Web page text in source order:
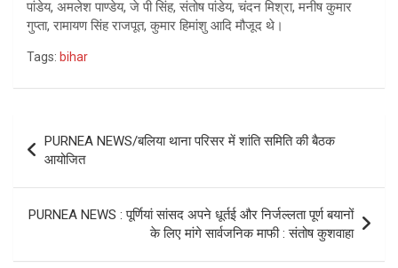
पांडेय, अमलेश पाण्डेय, जे पी सिंह, संतोष पांडेय, चंदन मिश्रा, मनीष कुमार
गुप्ता, रामायण सिंह राजपूत, कुमार हिमांशु आदि मौजूद थे।
Tags: bihar
navigation
PURNEA NEWS/बलिया थाना परिसर में शांति समिति की बैठक
आयोजित
PURNEA NEWS : पूर्णियां सांसद अपने धूर्तई और निर्जल्लता पूर्ण बयानों
के लिए मांगे सार्वजनिक माफी : संतोष कुशवाहा